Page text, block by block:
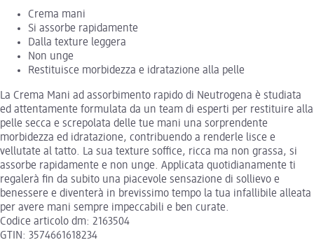
Crema mani
Si assorbe rapidamente
Dalla texture leggera
Non unge
Restituisce morbidezza e idratazione alla pelle
La Crema Mani ad assorbimento rapido di Neutrogena è studiata
ed attentamente formulata da un team di esperti per restituire alla
pelle secca e screpolata delle tue mani una sorprendente
morbidezza ed idratazione, contribuendo a renderle lisce e
vellutate al tatto. La sua texture soffice, ricca ma non grassa, si
assorbe rapidamente e non unge. Applicata quotidianamente ti
regalerà fin da subito una piacevole sensazione di sollievo e
benessere e diventerà in brevissimo tempo la tua infallibile alleata
per avere mani sempre impeccabili e ben curate.
Codice articolo dm: 2163504
GTIN: 3574661618234